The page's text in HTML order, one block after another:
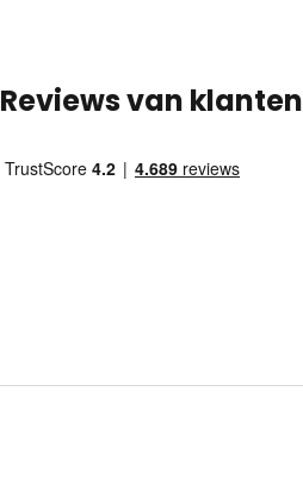
Reviews van klanten